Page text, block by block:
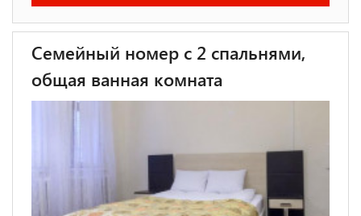
Семейный номер с 2 спальнями,
общая ванная комната